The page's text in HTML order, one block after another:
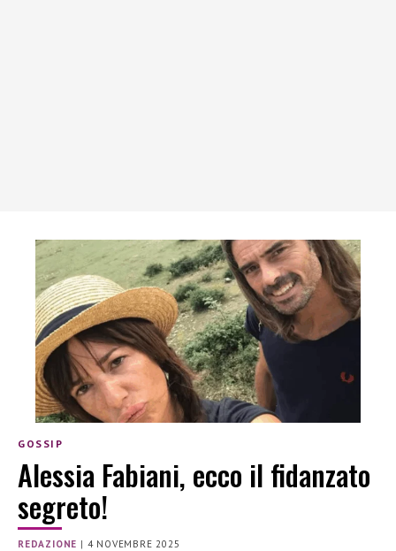
GOSSIP
Alessia Fabiani, ecco il fidanzato
segreto!
REDAZIONE | 4 NOVEMBRE 2025